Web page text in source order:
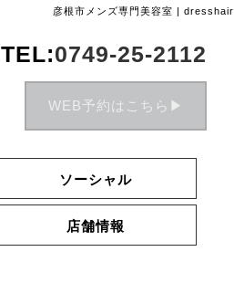
彦根市メンズ専門美容室 | dresshair
TEL:0749-25-2112
WEB予約はこちら▶︎
ソーシャル
店舗情報